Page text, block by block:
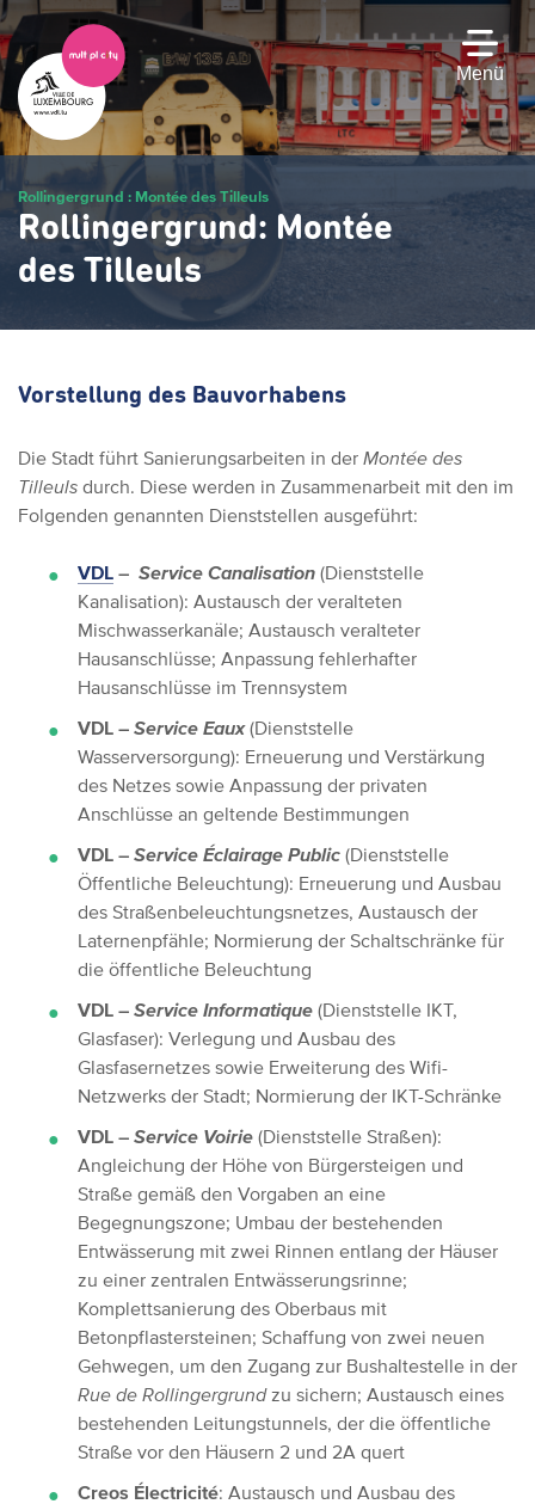
Zum
Hauptinhalt
gehen
Menü
Rollingergrund : Montée des Tilleuls
Rollingergrund: Montée
des Tilleuls
Vorstellung des Bauvorhabens
Die Stadt führt Sanierungsarbeiten in der Montée des
Tilleuls durch. Diese werden in Zusammenarbeit mit den im
Folgenden genannten Dienststellen ausgeführt:
VDL – Service Canalisation (Dienststelle
Kanalisation): Austausch der veralteten
Mischwasserkanäle; Austausch veralteter
Hausanschlüsse; Anpassung fehlerhafter
Hausanschlüsse im Trennsystem
VDL – Service Eaux(Dienststelle
Wasserversorgung): Erneuerung und Verstärkung
des Netzes sowie Anpassung der privaten
Anschlüsse an geltende Bestimmungen
VDL – Service Éclairage Public (Dienststelle
Öffentliche Beleuchtung): Erneuerung und Ausbau
des Straßenbeleuchtungsnetzes, Austausch der
Laternenpfähle; Normierung der Schaltschränke für
die öffentliche Beleuchtung
VDL – Service Informatique (Dienststelle IKT,
Glasfaser): Verlegung und Ausbau des
Glasfasernetzes sowie Erweiterung des Wifi-
Netzwerks der Stadt; Normierung der IKT-Schränke
VDL – Service Voirie (Dienststelle Straßen):
Angleichung der Höhe von Bürgersteigen und
Straße gemäß den Vorgaben an eine
Begegnungszone; Umbau der bestehenden
Entwässerung mit zwei Rinnen entlang der Häuser
zu einer zentralen Entwässerungsrinne;
Komplettsanierung des Oberbaus mit
Betonpflastersteinen; Schaffung von zwei neuen
Gehwegen, um den Zugang zur Bushaltestelle in der
Rue de Rollingergrundzu sichern; Austausch eines
bestehenden Leitungstunnels, der die öffentliche
Straße vor den Häusern 2 und 2A quert
Creos Électricité: Austausch und Ausbau des